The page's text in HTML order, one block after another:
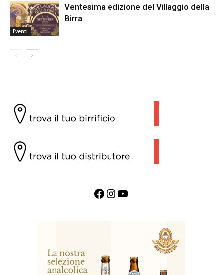
Eventi
Ventesima edizione del Villaggio della
Birra
Facebook InstagramYouTube